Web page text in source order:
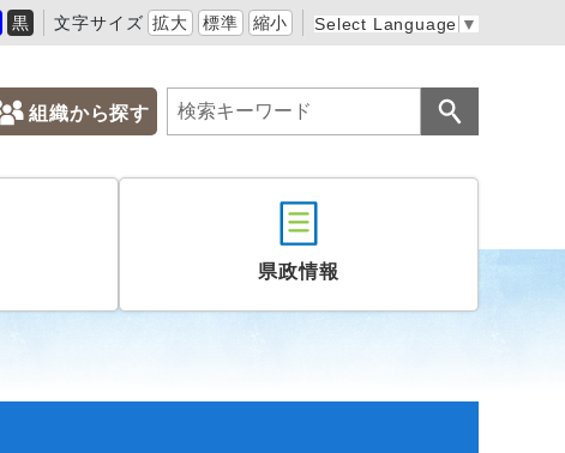
黒 文字サイズ 拡大 標準 縮小 Select Language ▼
組織から探す
県政情報